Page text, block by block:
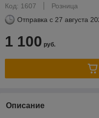
Код: 1607
Розница
Отправка с 27 августа
1 100 руб.
Описание